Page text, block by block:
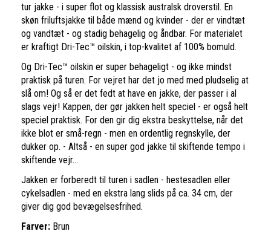
tur jakke - i super flot og klassisk australsk droverstil. En
skøn friluftsjakke til både mænd og kvinder - der er vindtæt
og vandtæt - og stadig behagelig og åndbar. For materialet
er kraftigt Dri-Tec™ oilskin, i top-kvalitet af 100% bomuld.
Og Dri-Tec™ oilskin er super behageligt - og ikke mindst
praktisk på turen. For vejret har det jo med med pludselig at
slå om! Og så er det fedt at have en jakke, der passer i al
slags vejr! Kappen, der gør jakken helt speciel - er også helt
speciel praktisk. For den gir dig ekstra beskyttelse, når det
ikke blot er små-regn - men en ordentlig regnskylle, der
dukker op. - Altså - en super god jakke til skiftende tempo i
skiftende vejr...
Jakken er forberedt til turen i sadlen - hestesadlen eller
cykelsadlen - med en ekstra lang slids på ca. 34 cm, der
giver dig god bevægelsesfrihed.
Farver: Brun